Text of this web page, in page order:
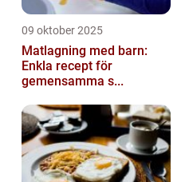
09 oktober 2025
Matlagning med barn:
Enkla recept för
gemensamma s...